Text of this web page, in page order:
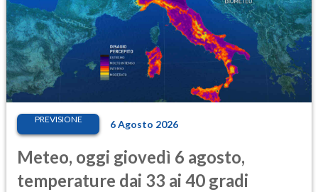
PREVISIONE 6 Agosto 2026
Meteo, oggi giovedì 6 agosto,
temperature dai 33 ai 40 gradi